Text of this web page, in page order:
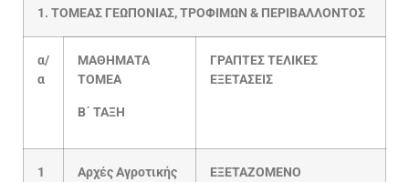
1. ΤΟΜΕΑΣ ΓΕΩΠΟΝΙΑΣ, ΤΡΟΦΙΜΩΝ & ΠΕΡΙΒΑΛΛΟΝΤΟΣ
α/
α
ΜΑΘΗΜΑΤΑ
ΤΟΜΕΑ
Β΄ ΤΑΞΗ
ΓΡΑΠΤΕΣ ΤΕΛΙΚΕΣ
ΕΞΕΤΑΣΕΙΣ
1
Αρχές Αγροτικής
ΕΞΕΤΑΖΟΜΕΝΟ